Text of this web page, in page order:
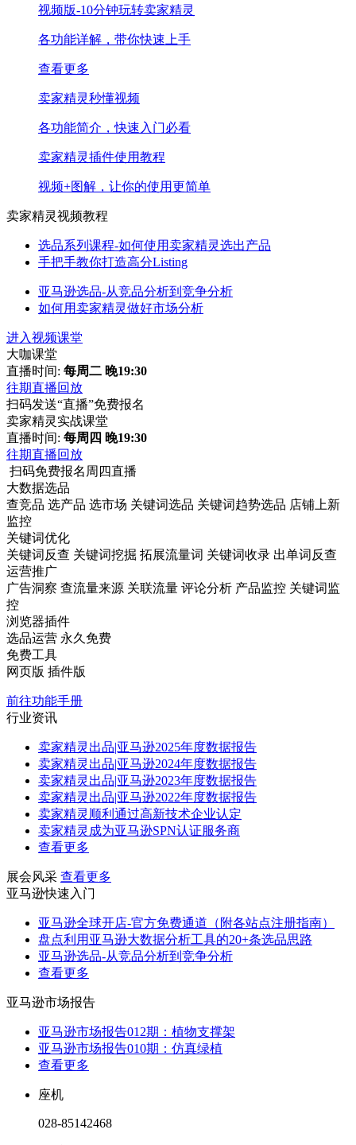
视频版-10分钟玩转卖家精灵
各功能详解，带你快速上手
查看更多
卖家精灵秒懂视频
各功能简介，快速入门必看
卖家精灵插件使用教程
视频+图解，让你的使用更简单
卖家精灵视频教程
选品系列课程-如何使用卖家精灵选出产品
手把手教你打造高分Listing
亚马逊选品-从竞品分析到竞争分析
如何用卖家精灵做好市场分析
进入视频课堂
大咖课堂
直播时间: 每周二 晚19:30
往期直播回放
扫码发送“直播”免费报名
卖家精灵实战课堂
直播时间: 每周四 晚19:30
往期直播回放
扫码免费报名周四直播
大数据选品
查竞品 选产品 选市场 关键词选品 关键词趋势选品 店铺上新
监控
关键词优化
关键词反查 关键词挖掘 拓展流量词 关键词收录 出单词反查
运营推广
广告洞察 查流量来源 关联流量 评论分析 产品监控 关键词监
控
浏览器插件
选品运营 永久免费
免费工具
网页版 插件版
前往功能手册
行业资讯
卖家精灵出品|亚马逊2025年度数据报告
卖家精灵出品|亚马逊2024年度数据报告
卖家精灵出品|亚马逊2023年度数据报告
卖家精灵出品|亚马逊2022年度数据报告
卖家精灵顺利通过高新技术企业认定
卖家精灵成为亚马逊SPN认证服务商
查看更多
展会风采 查看更多
亚马逊快速入门
亚马逊全球开店-官方免费通道（附各站点注册指南）
盘点利用亚马逊大数据分析工具的20+条选品思路
亚马逊选品-从竞品分析到竞争分析
查看更多
亚马逊市场报告
亚马逊市场报告012期：植物支撑架
亚马逊市场报告010期：仿真绿植
查看更多
座机
028-85142468